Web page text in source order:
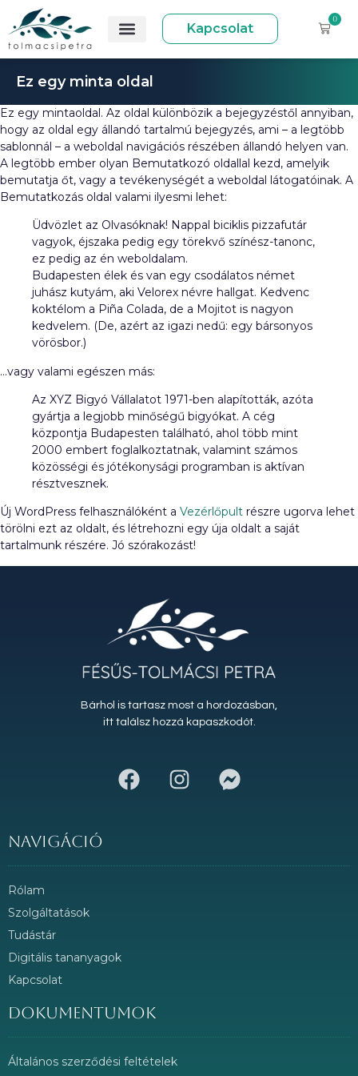
Kapcsolat
0
Ez egy minta oldal
Ez egy mintaoldal. Az oldal különbözik a bejegyzéstől annyiban,
hogy az oldal egy állandó tartalmú bejegyzés, ami – a legtöbb
sablonnál – a weboldal navigációs részében állandó helyen van.
A legtöbb ember olyan Bemutatkozó oldallal kezd, amelyik
bemutatja őt, vagy a tevékenységét a weboldal látogatóinak. A
Bemutatkozás oldal valami ilyesmi lehet:
Üdvözlet az Olvasóknak! Nappal biciklis pizzafutár
vagyok, éjszaka pedig egy törekvő színész-tanonc,
ez pedig az én weboldalam.
Budapesten élek és van egy csodálatos német
juhász kutyám, aki Velorex névre hallgat. Kedvenc
koktélom a Piña Colada, de a Mojitot is nagyon
kedvelem. (De, azért az igazi nedű: egy bársonyos
vörösbor.)
…vagy valami egészen más:
Az XYZ Bigyó Vállalatot 1971-ben alapították, azóta
gyártja a legjobb minőségű bigyókat. A cég
központja Budapesten található, ahol több mint
2000 embert foglalkoztatnak, valamint számos
közösségi és jótékonysági programban is aktívan
résztvesznek.
Új WordPress felhasználóként a Vezérlőpult részre ugorva lehet
törölni ezt az oldalt, és létrehozni egy úja oldalt a saját
tartalmunk részére. Jó szórakozást!
Bárhol is tartasz most a hordozásban,
itt találsz hozzá kapaszkodót.
Navigáció
Rólam
Szolgáltatások
Tudástár
Digitális tananyagok
Kapcsolat
Dokumentumok
Általános szerződési feltételek